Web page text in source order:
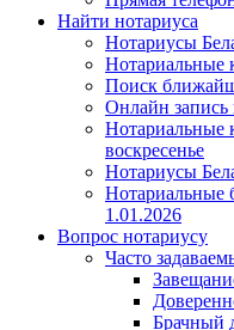
Найти нотариуса
Нотариусы
Нотариальные
Поиск
Онлайн запись
Нотариальные
воскресенье
Нотариусы
Нотариальные
1.01.2026
Вопрос нотариусу
Часто
Брачный